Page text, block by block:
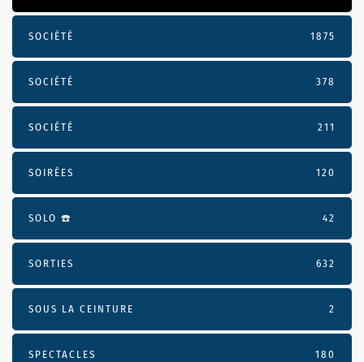
SOCIÉTÉ 1875
SOCIÉTÉ 378
SOCIÉTÉ 211
SOIRÉES 120
SOLO ☎️ 42
SORTIES 632
SOUS LA CEINTURE 2
SPECTACLES 180